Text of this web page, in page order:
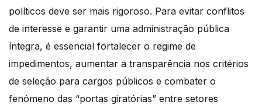
políticos deve ser mais rigoroso. Para evitar conflitos
de interesse e garantir uma administração pública
íntegra, é essencial fortalecer o regime de
impedimentos, aumentar a transparência nos critérios
de seleção para cargos públicos e combater o
fenómeno das “portas giratórias” entre setores